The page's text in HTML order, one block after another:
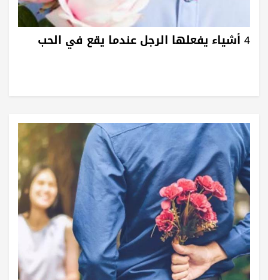
4 أشياء يفعلها الرجل عندما يقع في الحب